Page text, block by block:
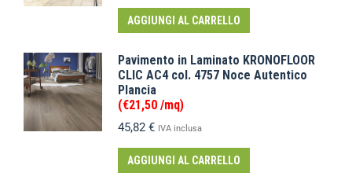
AGGIUNGI AL CARRELLO
Pavimento in Laminato KRONOFLOOR
CLIC AC4 col. 4757 Noce Autentico
Plancia
(€21,50 /mq)
45,82 € IVA inclusa
AGGIUNGI AL CARRELLO